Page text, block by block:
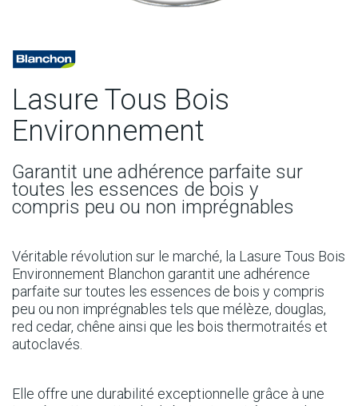
Lasure Tous Bois
Environnement
Garantit une adhérence parfaite sur
toutes les essences de bois y
compris peu ou non imprégnables
Véritable révolution sur le marché, la Lasure Tous Bois
Environnement Blanchon garantit une adhérence
parfaite sur toutes les essences de bois y compris
peu ou non imprégnables tels que mélèze, douglas,
red cedar, chêne ainsi que les bois thermotraités et
autoclavés.
Elle offre une durabilité exceptionnelle grâce à une